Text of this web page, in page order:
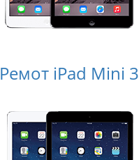
Ремот iPad Mini 3